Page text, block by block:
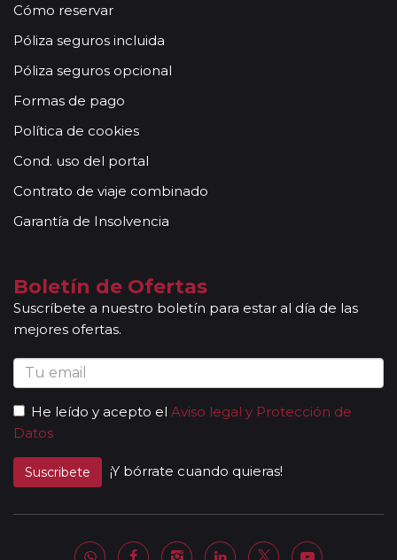
Cómo reservar
Póliza seguros incluida
Póliza seguros opcional
Formas de pago
Política de cookies
Cond. uso del portal
Contrato de viaje combinado
Garantía de Insolvencia
Boletín de Ofertas
Suscríbete a nuestro boletín para estar al día de las
mejores ofertas.
He leído y acepto el Aviso legal y Protección de
Datos
Suscribete ¡Y bórrate cuando quieras!